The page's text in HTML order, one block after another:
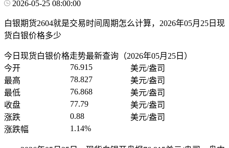
2026-05-25 08:00:00
白银期货2604就是交易时间周期怎么计算，2026年05月25日现
货白银价格多少
今日现货白银价格走势最新查询（2026年05月25日）
今开
76.915
美元/盎司
最高
78.827
美元/盎司
最低
76.868
美元/盎司
收盘
77.79
美元/盎司
涨跌
0.88
美元/盎司
涨跌幅
1.14%